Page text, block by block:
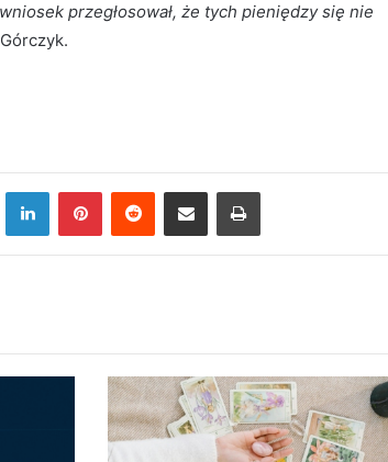
przegłosował, że tych pieniędzy się nie
LinkedIn